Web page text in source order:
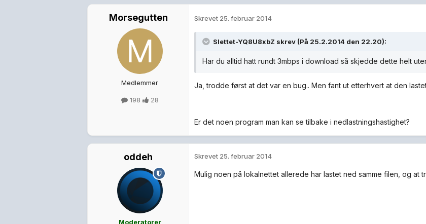
Morsegutten
Medlemmer
198 28
Skrevet 25. februar 2014
Slettet-YQ8U8xbZ skrev (På 25.2.2014 den 22.20):
Har du alltid hatt rundt 3mbps i download så skjedde dette helt
Ja, trodde først at det var en bug.. Men fant ut etterhvert at den
Er det noen program man kan se tilbake i nedlastningshastighet?
oddeh
Moderatorer
Skrevet 25. februar 2014
Mulig noen på lokalnettet allerede har lastet ned samme filen, og at